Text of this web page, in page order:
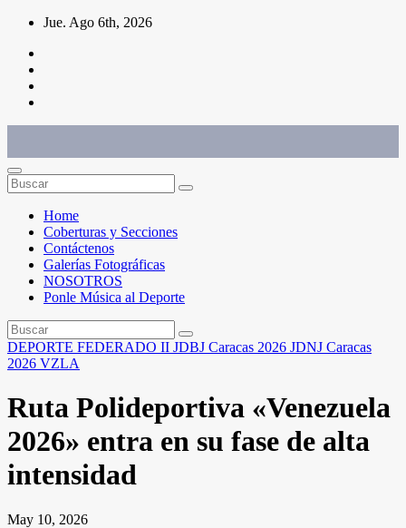
Saltar
contenido
Jue. Ago 6th, 2026
Home
Coberturas y Secciones
Contáctenos
Galerías Fotográficas
NOSOTROS
Ponle Música al Deporte
DEPORTE FEDERADO II JDBJ Caracas 2026 JDNJ Caracas
2026 VZLA
Ruta Polideportiva «Venezuela
2026» entra en su fase de alta
intensidad
May 10, 2026